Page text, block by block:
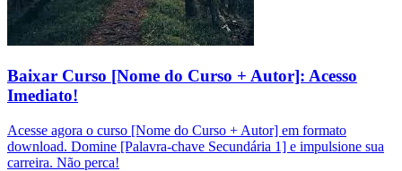
Baixar Curso [Nome do Curso + Autor]: Acesso
Imediato!
Acesse agora o curso [Nome do Curso + Autor] em formato
download. Domine [Palavra-chave Secundária 1] e impulsione sua
carreira. Não perca!